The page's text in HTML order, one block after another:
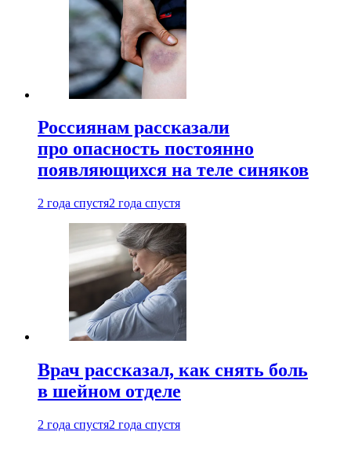
Россиянам рассказали
про опасность постоянно
появляющихся на теле синяков
2 года спустя2 года спустя
Врач рассказал, как снять боль
в шейном отделе
2 года спустя2 года спустя